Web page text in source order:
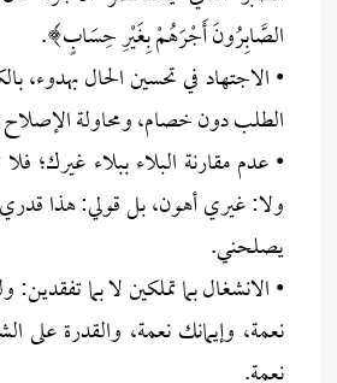
الصَّابِرُونَ أَجْرَهُمْ بِغَيْرِ حِسَابٍ﴾.
• الاجتهاد في تحسين الحال بهدوء،
الطلب دون خصام، ومحاولة
• عدم مقارنة البلاء ببلاء غيرك؛
ولا: غيري أهون، بل قولي: هذا قدري
يصلحني.
• الانشغال بما تملكين لا بما
نعمة، وإيمانك نعمة، والقدرة على